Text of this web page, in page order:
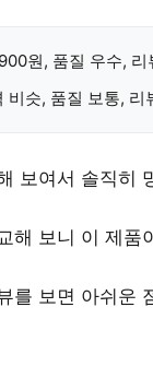
원, 품질 우수, 리
비슷, 품질 보통, 리
보여서 솔직히
해 보니 이 제품
를 보면 아쉬운